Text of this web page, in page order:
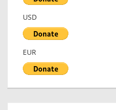
USD
EUR